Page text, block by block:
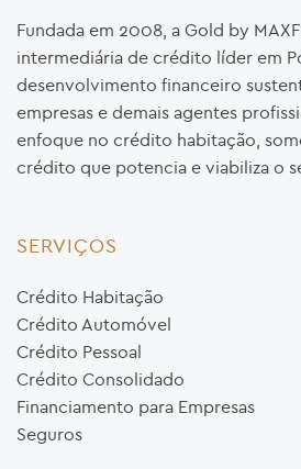
Fundada em 2008, a Gold by
intermediária de crédito líder em
desenvolvimento financeiro
empresas e demais agentes
enfoque no crédito habitação,
crédito que potencia e viabiliza o
SERVIÇOS
Crédito Habitação
Crédito Automóvel
Crédito Pessoal
Crédito Consolidado
Financiamento para Empresas
Seguros